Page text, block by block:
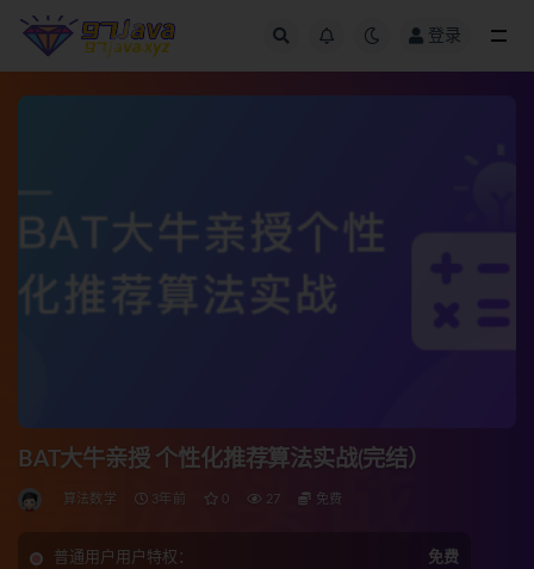
登录
BAT大牛亲授 个性化推荐算法实战(完结）
算法数学 3年前 0 27 免费
普通用户用户特权： 免费